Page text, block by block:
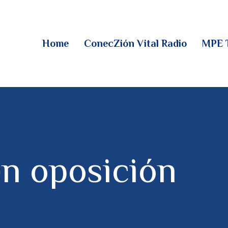
Home ConecZión Vital Radio MPE
oposición
CONECZIÓN VITAL
MPE TV
PARTICIPA